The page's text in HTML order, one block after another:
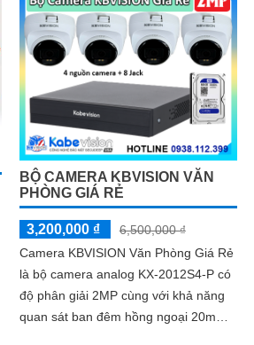
có màu 20m thương hiệu kbvision
BỘ CAMERA KBVISION VĂN
PHÒNG GIÁ RẺ
3,200,000 ₫
6,500,000 ₫
Camera KBVISION Văn Phòng Giá Rẻ
là bộ camera analog KX-2012S4-P có
độ phân giải 2MP cùng với khả năng
quan sát ban đêm hồng ngoại 20m